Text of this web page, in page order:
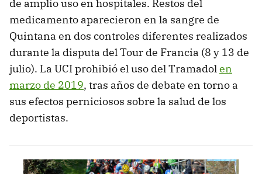
de amplio uso en hospitales. Restos del
medicamento aparecieron en la sangre de
Quintana en dos controles diferentes realizados
durante la disputa del Tour de Francia (8 y 13 de
julio). La UCI prohibió el uso del Tramadolen
marzo de 2019, tras años de debate en torno a
sus efectos perniciosos sobre la salud de los
deportistas.